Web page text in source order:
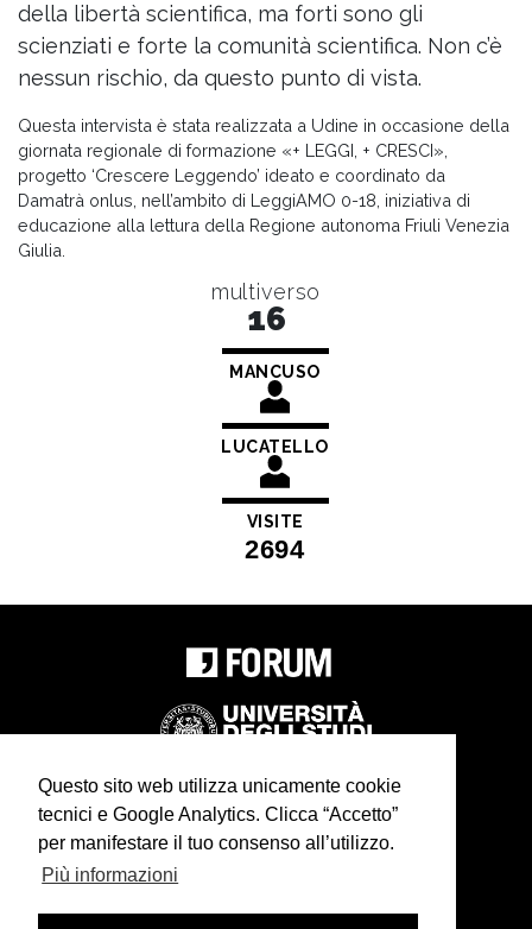
Questo sito web utilizza unicamente cookie
tecnici e Google Analytics. Clicca “Accetto”
per manifestare il tuo consenso all’utilizzo.
Più informazioni
della libertà scientifica, ma forti sono gli
scienziati e forte la comunità scientifica. Non c’è
nessun rischio, da questo punto di vista.
Questa intervista è stata realizzata a Udine in occasione della
giornata regionale di formazione «+ LEGGI, + CRESCI»,
progetto ‘Crescere Leggendo’ ideato e coordinato da
Damatrà onlus, nell’ambito di LeggiAMO 0-18, iniziativa di
educazione alla lettura della Regione autonoma Friuli Venezia
Giulia.
multiverso
16
MANCUSO
LUCATELLO
VISITE
2694
In collaborazione con
cdm associati